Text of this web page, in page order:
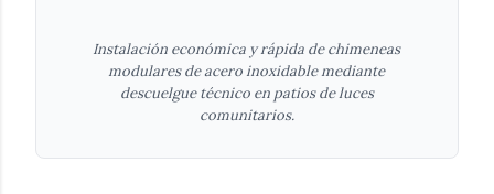
Instalación económica y rápida de chimeneas
modulares de acero inoxidable mediante
descuelgue técnico en patios de luces
comunitarios.